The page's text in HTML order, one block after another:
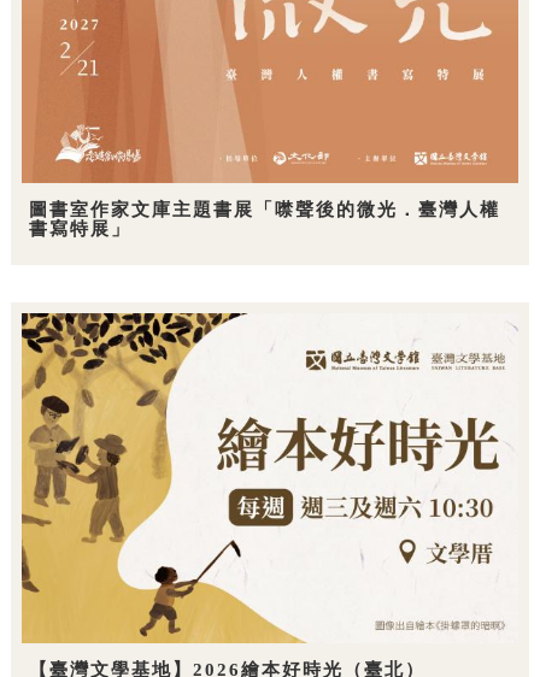
圖書室作家文庫主題書展「噤聲後的微光．臺灣人權
書寫特展」
【臺灣文學基地】2026繪本好時光（臺北）